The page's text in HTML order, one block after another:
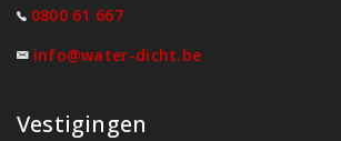
0800 61 667
info@water-dicht.be
Vestigingen